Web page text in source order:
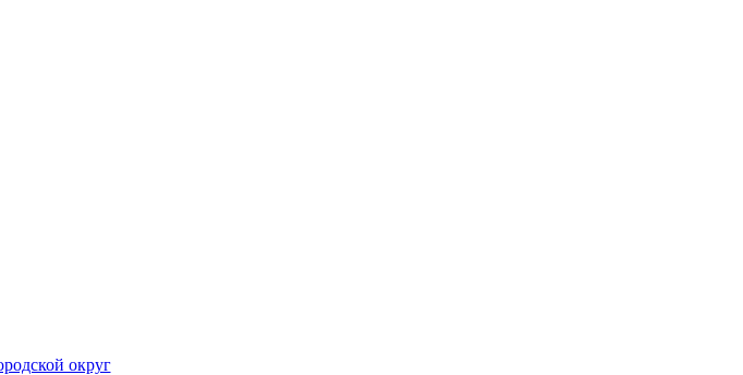
округ